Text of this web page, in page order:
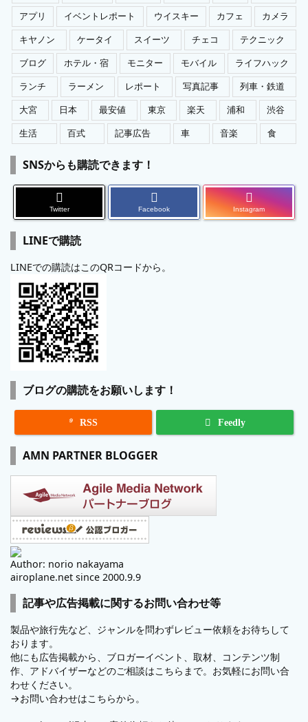
アプリ
イベントレポート ウイスキー カフェ
カメラ
キヤノン
ケータイ スイーツ チェコ
テクニック
ブログ
ホテル・宿 モニター モバイル
ライフハック
ランチ
ラーメン レポート 写真記事
列車・鉄道
大宮
日本 最安値 東京 楽天 浦和
渋谷
生活
百式 記事広告 車 音楽 食
SNSからも購読できます！
Twitter Facebook Instagram
LINEで購読
LINEでの購読はこのQRコードから。
ブログの購読をお願いします！
 RSS Feedly
AMN PARTNER BLOGGER
Author: norio nakayama
airoplane.net since 2000.9.9
記事や広告掲載に関するお問い合わせ等
製品や旅行先など、ジャンルを問わずレビュー依頼をお待ちして
おります。
他にも広告掲載から、ブロガーイベント、取材、コンテンツ制
作、アドバイザーなどのご相談はこちらまで。お気軽にお問い合
わせください。
→お問い合わせはこちらから。